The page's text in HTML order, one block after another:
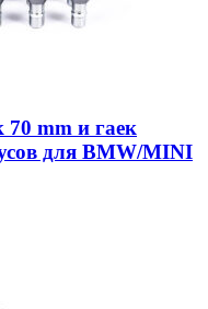
mm и гаек
для BMW/MINI